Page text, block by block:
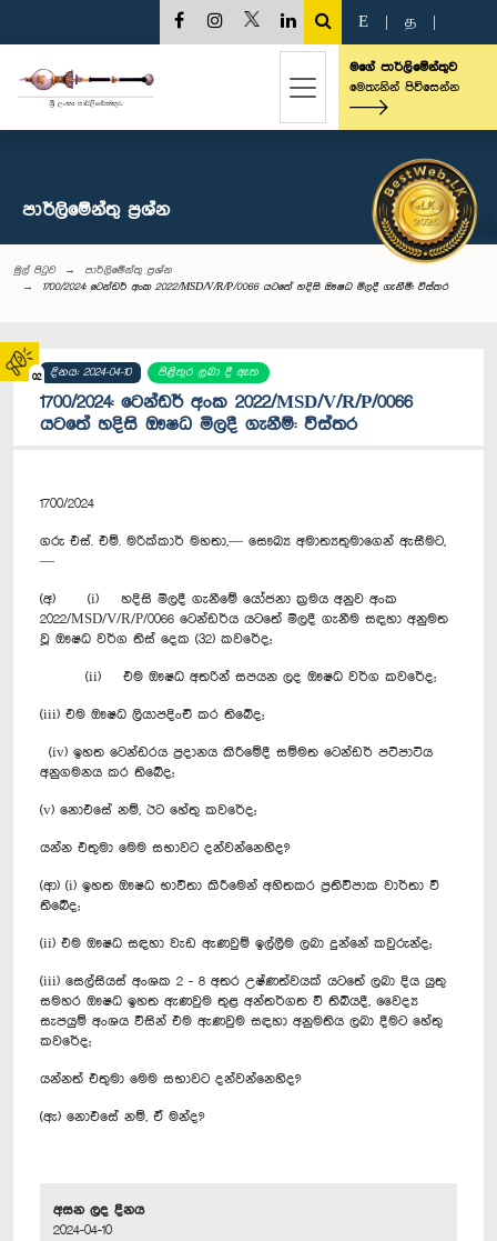
02
E த
මගේ පාර්ලිමේන්තුව
මෙතැනින් පිවිසෙන්න
පාර්ලි‌මේන්තු‌ ප්‍රශ්න
මුල් පිටුව
පාර්ලි‌මේන්තු‌ ප්‍රශ්න
1700/2024: ටෙන්ඩර් අංක 2022/MSD/V/R/P/0066 යටතේ හදිසි ඖෂධ මිලදී ගැනීම්: විස්තර
දිනය: 2024-04-10 පිළිතුර ලබා දී ඇත
1700/2024: ටෙන්ඩර් අංක 2022/MSD/V/R/P/0066
යටතේ හදිසි ඖෂධ මිලදී ගැනීම්: විස්තර
1700/2024
ගරු එස්. එම්. මරික්කාර් මහතා,— සෞඛ්‍ය අමාත්‍යතුමාගෙන් ඇසීමට,
—
(අ) (i) හදිසි මිලදී ගැනීමේ යෝජනා ක්‍රමය අනුව අංක
2022/MSD/V/R/P/0066 ටෙන්ඩර්ය යටතේ මිලදී ගැනීම සඳහා අනුමත
වූ ඖෂධ වර්ග තිස් දෙක (32) කවරේද;
(ii) එම ඖෂධ අතරින් සපයන ලද ඖෂධ වර්ග කවරේද;
(iii) එම ඖෂධ ලියාපදිංචි කර තිබේද;
(iv) ඉහත ටෙන්ඩරය ප්‍රදානය කිරීමේදී සම්මත ටෙන්ඩර් පටිපාටිය
අනුගමනය කර තිබේද;
(v) නොඑසේ නම්, ඊට හේතු කවරේද;
යන්න එතුමා මෙම සභාවට දන්වන්නෙහිද?
(ආ) (i) ඉහත ඖෂධ භාවිතා කිරීමෙන් අහිතකර ප්‍රතිවිපාක වාර්තා වී
තිබේද;
(ii) එම ඖෂධ සඳහා වැඩ ඇණවුම් ඉල්ලීම ලබා දුන්නේ කවුරුන්ද;
(iii) සෙල්සියස් අංශක 2 - 8 අතර උෂ්ණත්වයක් යටතේ ලබා දිය යුතු
සමහර ඖෂධ ඉහත ඇණවුම තුළ අන්තර්ගත වී තිබියදී, වෛද්‍ය
සැපයුම් අංශය විසින් එම ඇණවුම සඳහා අනුමතිය ලබා දීමට හේතු
කවරේද;
යන්නත් එතුමා මෙම සභාවට දන්වන්නෙහිද?
(ඇ) නොඑසේ නම්, ඒ මන්ද?
අසන ලද දිනය
2024-04-10